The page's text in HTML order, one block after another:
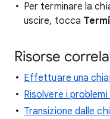
Per terminare la
uscire, tocca
Risorse
Effettuare una
Risolvere i
Transizione dalle